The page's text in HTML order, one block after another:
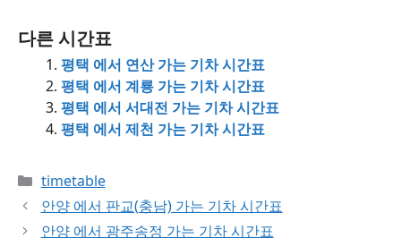
다른 시간표
평택 에서 연산 가는 기차 시간표
평택 에서 계룡 가는 기차 시간표
평택 에서 서대전 가는 기차 시간표
평택 에서 제천 가는 기차 시간표
Categories
timetable
안양 에서 판교(충남) 가는 기차 시간표
안양 에서 광주송정 가는 기차 시간표